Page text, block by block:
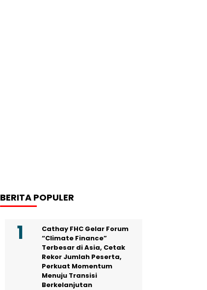
BERITA POPULER
Cathay FHC Gelar Forum
“Climate Finance”
Terbesar di Asia, Cetak
Rekor Jumlah Peserta,
Perkuat Momentum
Menuju Transisi
Berkelanjutan